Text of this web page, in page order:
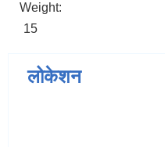
Weight:
15
लोकेशन